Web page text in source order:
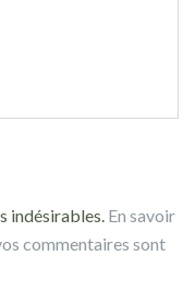
indésirables. En savoir
commentaires sont